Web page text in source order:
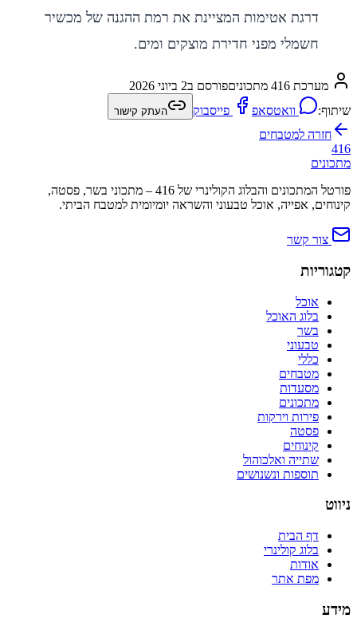
דרגת אטימות המציינת את רמת ההגנה של מכשיר
חשמלי מפני חדירת מוצקים ומים.
מערכת 416 מתכונים פורסם ב2 ביוני 2026
שיתוף:
וואטסאפ פייסבוק העתק קישור
חזרה למטבחים
416
מתכונים
פורטל המתכונים והבלוג הקולינרי של 416 – מתכוני בשר, פסטה,
קינוחים, אפייה, אוכל טבעוני והשראה יומיומית למטבח הביתי.
צור קשר
קטגוריות
אוכל
בלוג האוכל
בשר
טבעוני
כללי
מטבחים
מסעדות
מתכונים
פירות וירקות
פסטה
קינוחים
שתייה ואלכוהול
תוספות ונשנושים
ניווט
דף הבית
בלוג קולינרי
אודות
מפת אתר
מידע